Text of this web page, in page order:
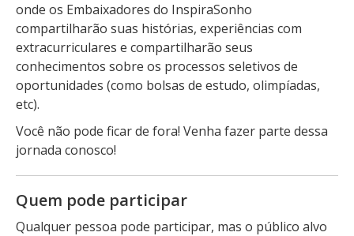
onde os Embaixadores do InspiraSonho
compartilharão suas histórias, experiências com
extracurriculares e compartilharão seus
conhecimentos sobre os processos seletivos de
oportunidades (como bolsas de estudo, olimpíadas,
etc).
Você não pode ficar de fora! Venha fazer parte dessa
jornada conosco!
Quem pode participar
Qualquer pessoa pode participar, mas o público alvo